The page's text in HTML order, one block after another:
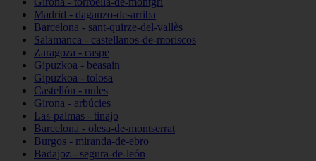
Madrid - daganzo-de-arriba
Barcelona - sant-quirze-del-vallès
Salamanca - castellanos-de-moriscos
Zaragoza - caspe
Gipuzkoa - beasain
Gipuzkoa - tolosa
Castellón - nules
Girona - arbúcies
Las-palmas - tinajo
Barcelona - olesa-de-montserrat
Burgos - miranda-de-ebro
Badajoz - segura-de-león